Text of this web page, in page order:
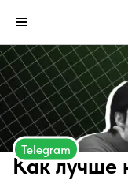
Telegram
Как лучше